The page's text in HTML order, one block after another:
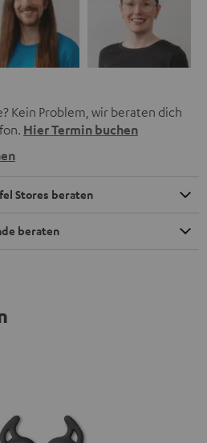
Kein Problem, wir beraten dich
Hier Termin buchen
Stores beraten
beraten